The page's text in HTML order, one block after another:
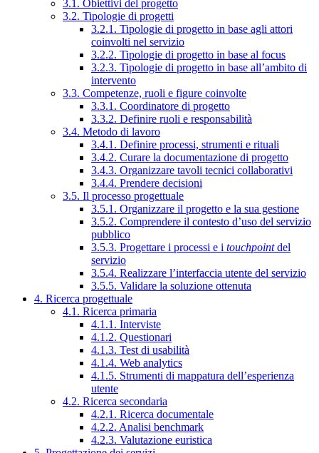
3.1. Obiettivi del progetto
3.2. Tipologie di progetti
3.2.1. Tipologie di progetto in base agli attori
coinvolti nel servizio
3.2.2. Tipologie di progetto in base al focus
3.2.3. Tipologie di progetto in base all’ambito di
intervento
3.3. Competenze, ruoli e figure coinvolte
3.3.1. Coordinatore di progetto
3.3.2. Definire ruoli e responsabilità
3.4. Metodo di lavoro
3.4.1. Definire processi, strumenti e rituali
3.4.2. Curare la documentazione di progetto
3.4.3. Organizzare tavoli tecnici collaborativi
3.4.4. Prendere decisioni
3.5. Il processo progettuale
3.5.1. Organizzare il progetto e la sua gestione
3.5.2. Comprendere il contesto d’uso del servizio
pubblico
3.5.3. Progettare i processi e i touchpointdel
servizio
3.5.4. Realizzare l’interfaccia utente del servizio
3.5.5. Validare la soluzione ottenuta
4. Ricerca progettuale
4.1. Ricerca primaria
4.1.1. Interviste
4.1.2. Questionari
4.1.3. Test di usabilità
4.1.4. Web analytics
4.1.5. Strumenti di mappatura dell’esperienza
utente
4.2. Ricerca secondaria
4.2.1. Ricerca documentale
4.2.2. Analisi benchmark
4.2.3. Valutazione euristica